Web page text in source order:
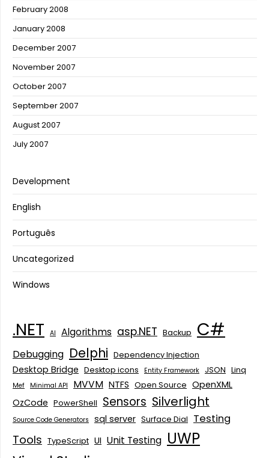
February 2008
January 2008
December 2007
November 2007
October 2007
September 2007
August 2007
July 2007
Development
English
Português
Uncategorized
Windows
.NET AI Algorithms asp.NET Backup C#
Debugging Delphi Dependency Injection
Desktop Bridge Desktop icons Entity Framework JSON Linq
Mef Minimal API MVVM NTFS Open Source OpenXML
OzCode PowerShell Sensors Silverlight
Source Code Generators sql server Surface Dial Testing
Tools TypeScript UI Unit Testing UWP